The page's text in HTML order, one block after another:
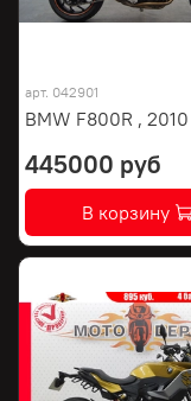
арт. 042901
BMW F800R , 2010
445000 руб
В корзину